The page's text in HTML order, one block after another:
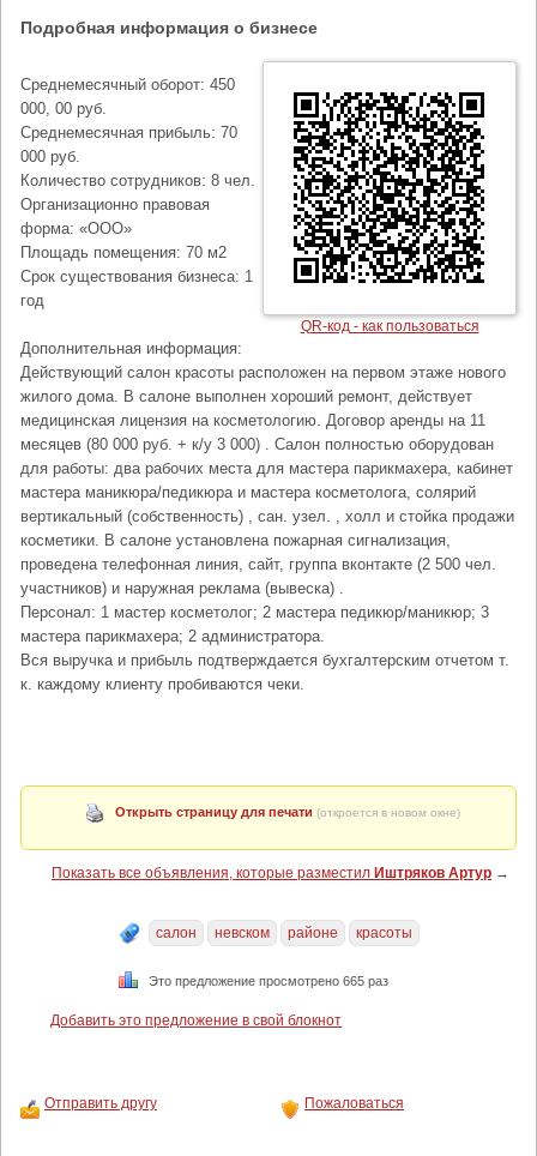
Подробная информация о бизнесе
QR-код - как пользоваться
Среднемесячный оборот: 450
000, 00 руб.
Среднемесячная прибыль: 70
000 руб.
Количество сотрудников: 8 чел.
Организационно правовая
форма: «ООО»
Площадь помещения: 70 м2
Срок существования бизнеса: 1
год
Дополнительная информация:
Действующий салон красоты расположен на первом этаже нового
жилого дома. В салоне выполнен хороший ремонт, действует
медицинская лицензия на косметологию. Договор аренды на 11
месяцев (80 000 руб. + к/у 3 000) . Салон полностью оборудован
для работы: два рабочих места для мастера парикмахера, кабинет
мастера маникюра/педикюра и мастера косметолога, солярий
вертикальный (собственность) , сан. узел. , холл и стойка продажи
косметики. В салоне установлена пожарная сигнализация,
проведена телефонная линия, сайт, группа вконтакте (2 500 чел.
участников) и наружная реклама (вывеска) .
Персонал: 1 мастер косметолог; 2 мастера педикюр/маникюр; 3
мастера парикмахера; 2 администратора.
Вся выручка и прибыль подтверждается бухгалтерским отчетом т.
к. каждому клиенту пробиваются чеки.
Открыть страницу для печати (откроется в новом окне)
Показать все объявления, которые разместил Иштряков Артур →
салон невском районе красоты
Это предложение просмотрено 665 раз
Добавить это предложение в свой блокнот
Отправить другу Пожаловаться